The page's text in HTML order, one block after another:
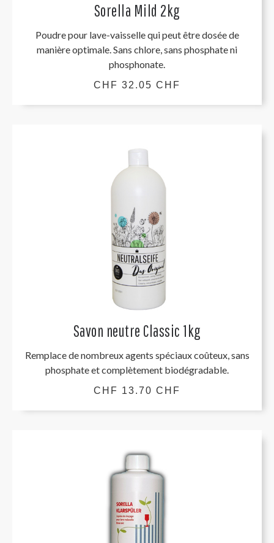
Sorella Mild 2kg
Poudre pour lave-vaisselle qui peut être dosée de
manière optimale. Sans chlore, sans phosphate ni
phosphonate.
CHF 32.05 CHF
Savon neutre Classic 1kg
Remplace de nombreux agents spéciaux coûteux, sans
phosphate et complètement biodégradable.
CHF 13.70 CHF